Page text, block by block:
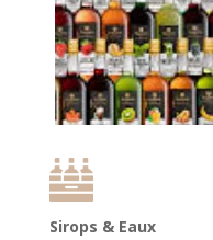
Sirops & Eaux